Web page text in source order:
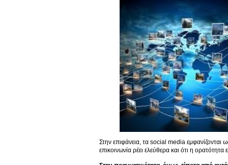
Στην επιφάνεια, τα social media εμφανίζονται
επικοινωνία ρέει ελεύθερα και ότι η